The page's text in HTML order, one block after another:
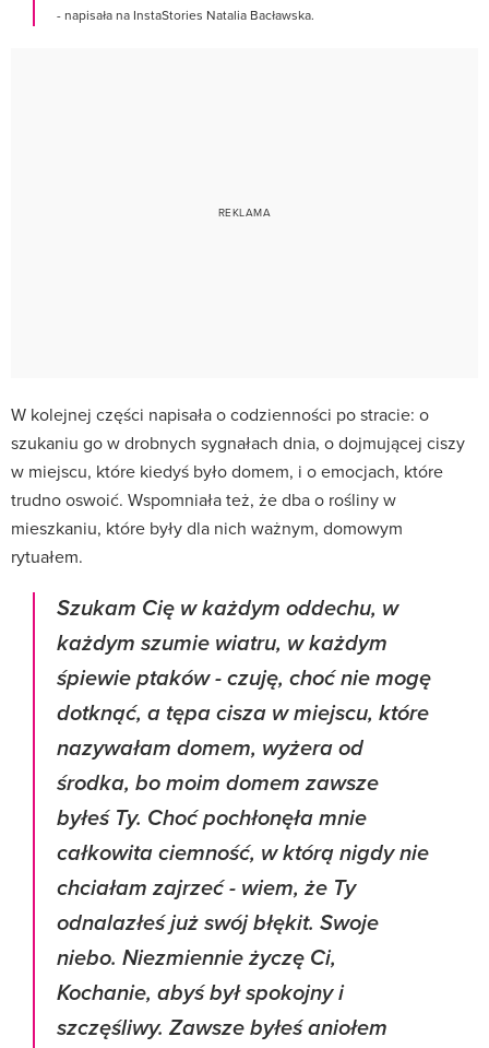
- napisała na InstaStories Natalia Bacławska.
W kolejnej części napisała o codzienności po stracie: o
szukaniu go w drobnych sygnałach dnia, o dojmującej ciszy
w miejscu, które kiedyś było domem, i o emocjach, które
trudno oswoić. Wspomniała też, że dba o rośliny w
mieszkaniu, które były dla nich ważnym, domowym
rytuałem.
Szukam Cię w każdym oddechu, w
każdym szumie wiatru, w każdym
śpiewie ptaków - czuję, choć nie mogę
dotknąć, a tępa cisza w miejscu, które
nazywałam domem, wyżera od
środka, bo moim domem zawsze
byłeś Ty. Choć pochłonęła mnie
całkowita ciemność, w którą nigdy nie
chciałam zajrzeć - wiem, że Ty
odnalazłeś już swój błękit. Swoje
niebo. Niezmiennie życzę Ci,
Kochanie, abyś był spokojny i
szczęśliwy. Zawsze byłeś aniołem